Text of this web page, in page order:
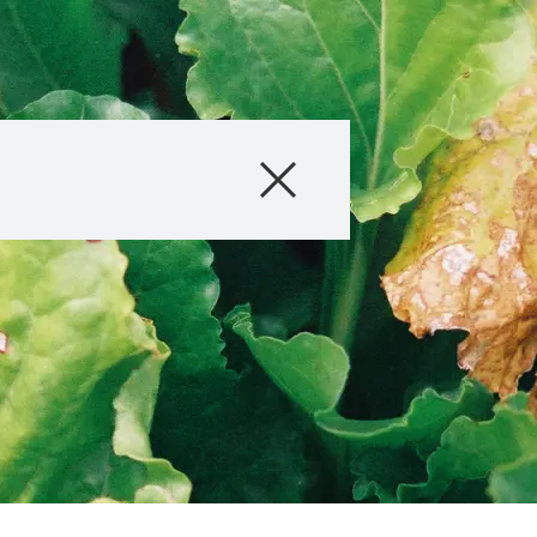
Produse
Consultanţă
Istorii si
Servicii Digitale
Despre noi